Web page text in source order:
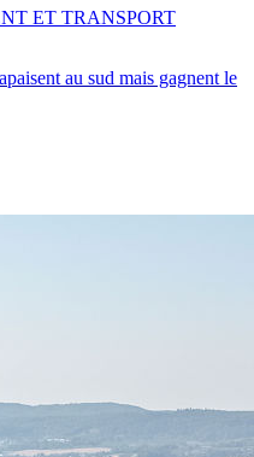
au sud mais gagnent le
ET TRANSPORT